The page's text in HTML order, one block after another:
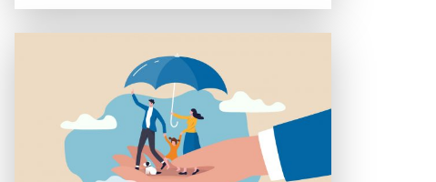
ученые представили
исследования в области
биомедицины